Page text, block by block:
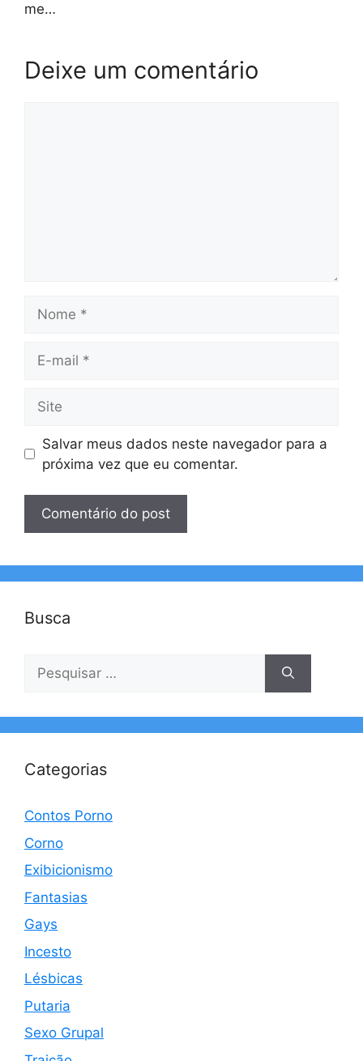
me…
Deixe um comentário
mail
Salvar meus dados neste navegador para a
próxima vez que eu comentar.
Busca
Pesquisar
Categorias
Contos Porno
Corno
Exibicionismo
Fantasias
Gays
Incesto
Lésbicas
Putaria
Sexo Grupal